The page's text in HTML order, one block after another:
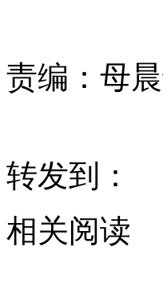
责编： 母
转发到：
相关阅读